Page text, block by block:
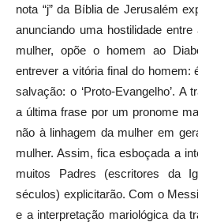
nota “j” da Bíblia de Jerusalém
anunciando uma hostilidade
mulher, opõe o homem ao
entrever a vitória final do homem:
salvação: o ‘Proto-Evangelho’. A
a última frase por um pronome
não à linhagem da mulher em
mulher. Assim, fica esboçada a
muitos Padres (escritores da
séculos) explicitarão. Com o
e a interpretação mariológica da